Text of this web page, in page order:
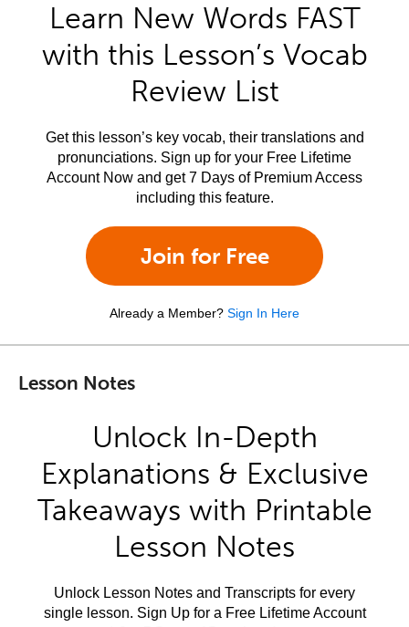
Learn New Words FAST
with this Lesson’s Vocab
Review List
Get this lesson’s key vocab, their translations and
pronunciations. Sign up for your Free Lifetime
Account Now and get 7 Days of Premium Access
including this feature.
Join for Free
Already a Member? Sign In Here
Lesson Notes
Unlock In-Depth
Explanations & Exclusive
Takeaways with Printable
Lesson Notes
Unlock Lesson Notes and Transcripts for every
single lesson. Sign Up for a Free Lifetime Account